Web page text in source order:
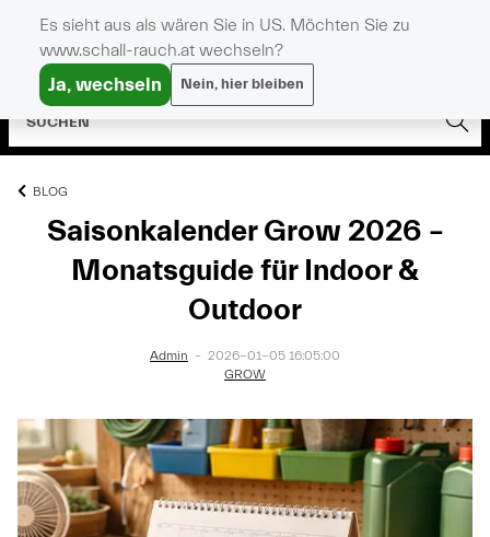
BLOG
Saisonkalender Grow 2026 –
Monatsguide für Indoor &
Outdoor
Admin – 2026-01-05 16:05:00
GROW
Es sieht aus als wären Sie in US. Möchten Sie zu
www.schall-rauch.at wechseln?
Ja, wechseln Nein, hier bleiben